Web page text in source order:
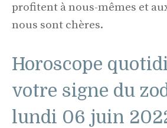
profitent à nous-mêmes et
nous sont chères.
Horoscope
votre signe du
lundi 06 juin